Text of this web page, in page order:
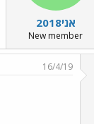
אני2018
New member
16/4/19